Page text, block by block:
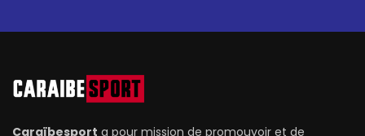
Caraïbesport a pour mission de promouvoir et de